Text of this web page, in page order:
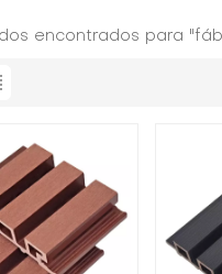
encontrados para